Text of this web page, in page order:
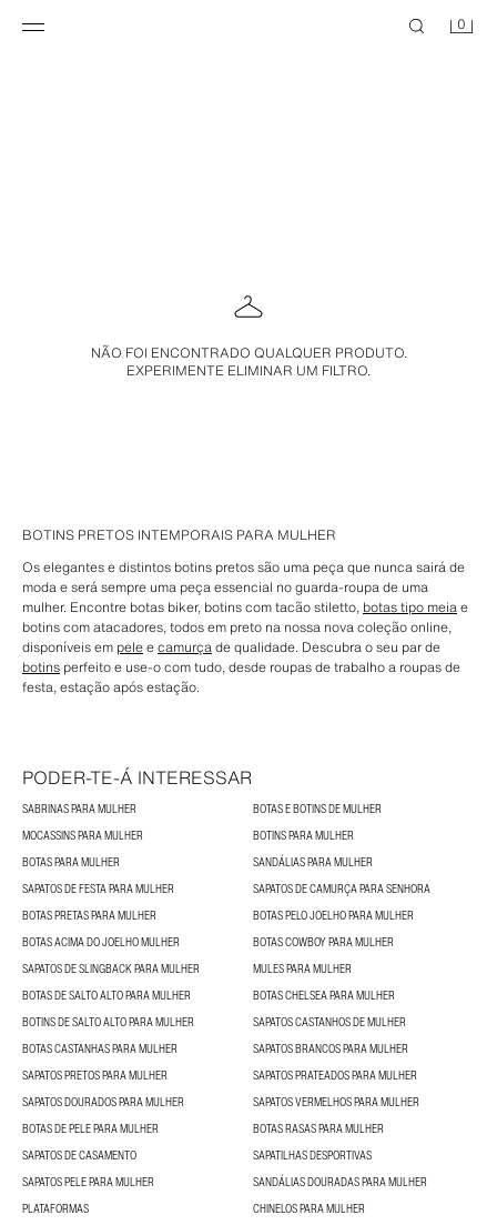
0
NÃO FOI ENCONTRADO QUALQUER PRODUTO.
EXPERIMENTE ELIMINAR UM FILTRO.
BOTINS PRETOS INTEMPORAIS PARA MULHER
Os elegantes e distintos botins pretos são uma peça que nunca sairá de
moda e será sempre uma peça essencial no guarda-roupa de uma
mulher. Encontre botas biker, botins com tacão stiletto, botas tipo meiae
botins com atacadores, todos em preto na nossa nova coleção online,
disponíveis em peleecamurçade qualidade. Descubra o seu par de
botins perfeito e use-o com tudo, desde roupas de trabalho a roupas de
festa, estação após estação.
PODER-TE-Á INTERESSAR
SABRINAS PARA MULHER
BOTAS E BOTINS DE MULHER
MOCASSINS PARA MULHER
BOTINS PARA MULHER
BOTAS PARA MULHER
SANDÁLIAS PARA MULHER
SAPATOS DE FESTA PARA MULHER
SAPATOS DE CAMURÇA PARA SENHORA
BOTAS PRETAS PARA MULHER
BOTAS PELO JOELHO PARA MULHER
BOTAS ACIMA DO JOELHO MULHER
BOTAS COWBOY PARA MULHER
SAPATOS DE SLINGBACK PARA MULHER
MULES PARA MULHER
BOTAS DE SALTO ALTO PARA MULHER
BOTAS CHELSEA PARA MULHER
BOTINS DE SALTO ALTO PARA MULHER
SAPATOS CASTANHOS DE MULHER
BOTAS CASTANHAS PARA MULHER
SAPATOS BRANCOS PARA MULHER
SAPATOS PRETOS PARA MULHER
SAPATOS PRATEADOS PARA MULHER
SAPATOS DOURADOS PARA MULHER
SAPATOS VERMELHOS PARA MULHER
BOTAS DE PELE PARA MULHER
BOTAS RASAS PARA MULHER
SAPATOS DE CASAMENTO
SAPATILHAS DESPORTIVAS
SAPATOS PELE PARA MULHER
SANDÁLIAS DOURADAS PARA MULHER
PLATAFORMAS
CHINELOS PARA MULHER